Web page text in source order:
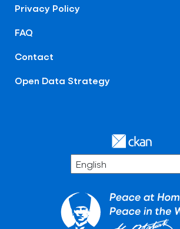
Privacy Policy
FAQ
Contact
Open Data Strategy